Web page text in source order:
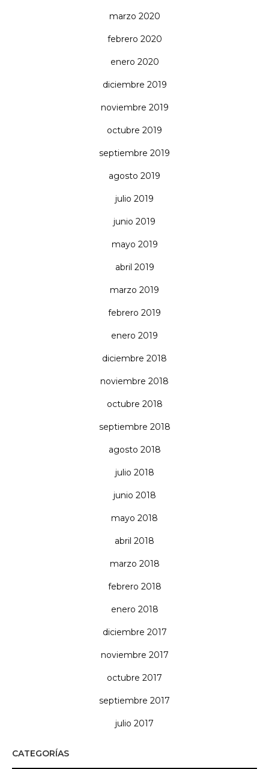
marzo 2020
febrero 2020
enero 2020
diciembre 2019
noviembre 2019
octubre 2019
septiembre 2019
agosto 2019
julio 2019
junio 2019
mayo 2019
abril 2019
marzo 2019
febrero 2019
enero 2019
diciembre 2018
noviembre 2018
octubre 2018
septiembre 2018
agosto 2018
julio 2018
junio 2018
mayo 2018
abril 2018
marzo 2018
febrero 2018
enero 2018
diciembre 2017
noviembre 2017
octubre 2017
septiembre 2017
julio 2017
CATEGORÍAS